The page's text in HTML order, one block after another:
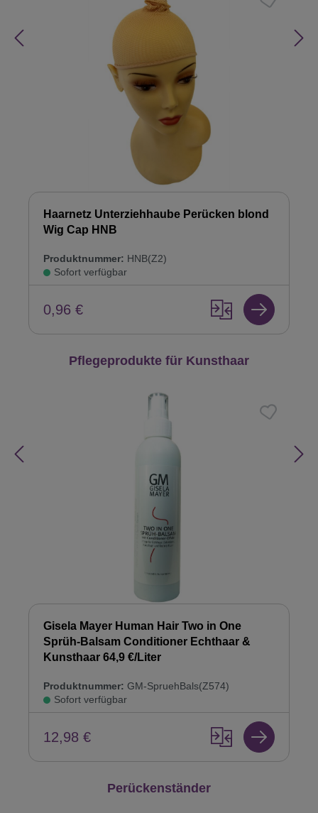
Haarnetz Unterziehhaube Perücken blond
Wig Cap HNB
Produktnummer: HNB(Z2)
Sofort verfügbar
0,96 €
Produktgalerie überspringen
Pflegeprodukte für Kunsthaar
Gisela Mayer Human Hair Two in One
Sprüh-Balsam Conditioner Echthaar &
Kunsthaar 64,9 €/Liter
Produktnummer: GM-SpruehBals(Z574)
Sofort verfügbar
12,98 €
Produktgalerie überspringen
Perückenständer